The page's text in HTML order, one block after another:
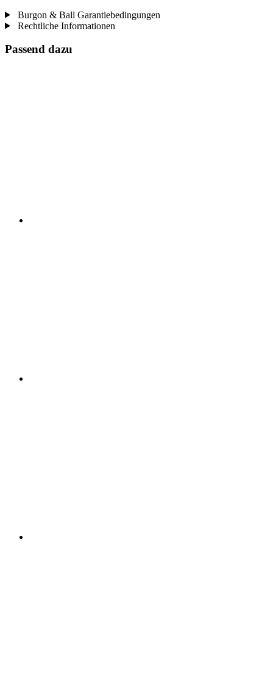
Burgon & Ball Garantiebedingungen
Rechtliche Informationen
Passend dazu